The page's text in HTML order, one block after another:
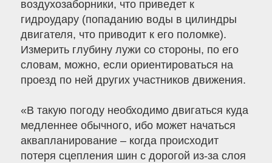
воздухозаборники, что приведет к
гидроудару (попаданию воды в цилиндры
двигателя, что приводит к его поломке).
Измерить глубину лужи со стороны, по его
словам, можно, если ориентироваться на
проезд по ней других участников движения.
«В такую погоду необходимо двигаться куда
медленнее обычного, ибо может начаться
аквапланирование – когда происходит
потеря сцепления шин с дорогой из-за слоя